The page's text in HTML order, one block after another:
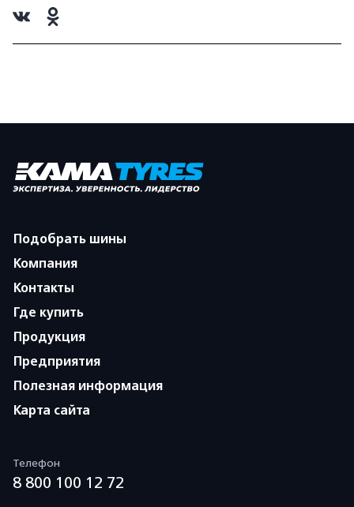
Подобрать шины
Компания
Контакты
Где купить
Продукция
Предприятия
Полезная информация
Карта сайта
Телефон
8 800 100 12 72